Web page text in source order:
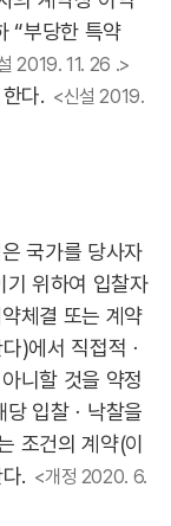
“부당한 특약
2019. 11. 26 .>
다. <신설 2019.
국가를 당사자
기 위하여 입찰자
체결 또는 계약
)에서 직접적ㆍ
니할 것을 약정
입찰ㆍ낙찰을
조건의 계약(이
. <개정 2020. 6.